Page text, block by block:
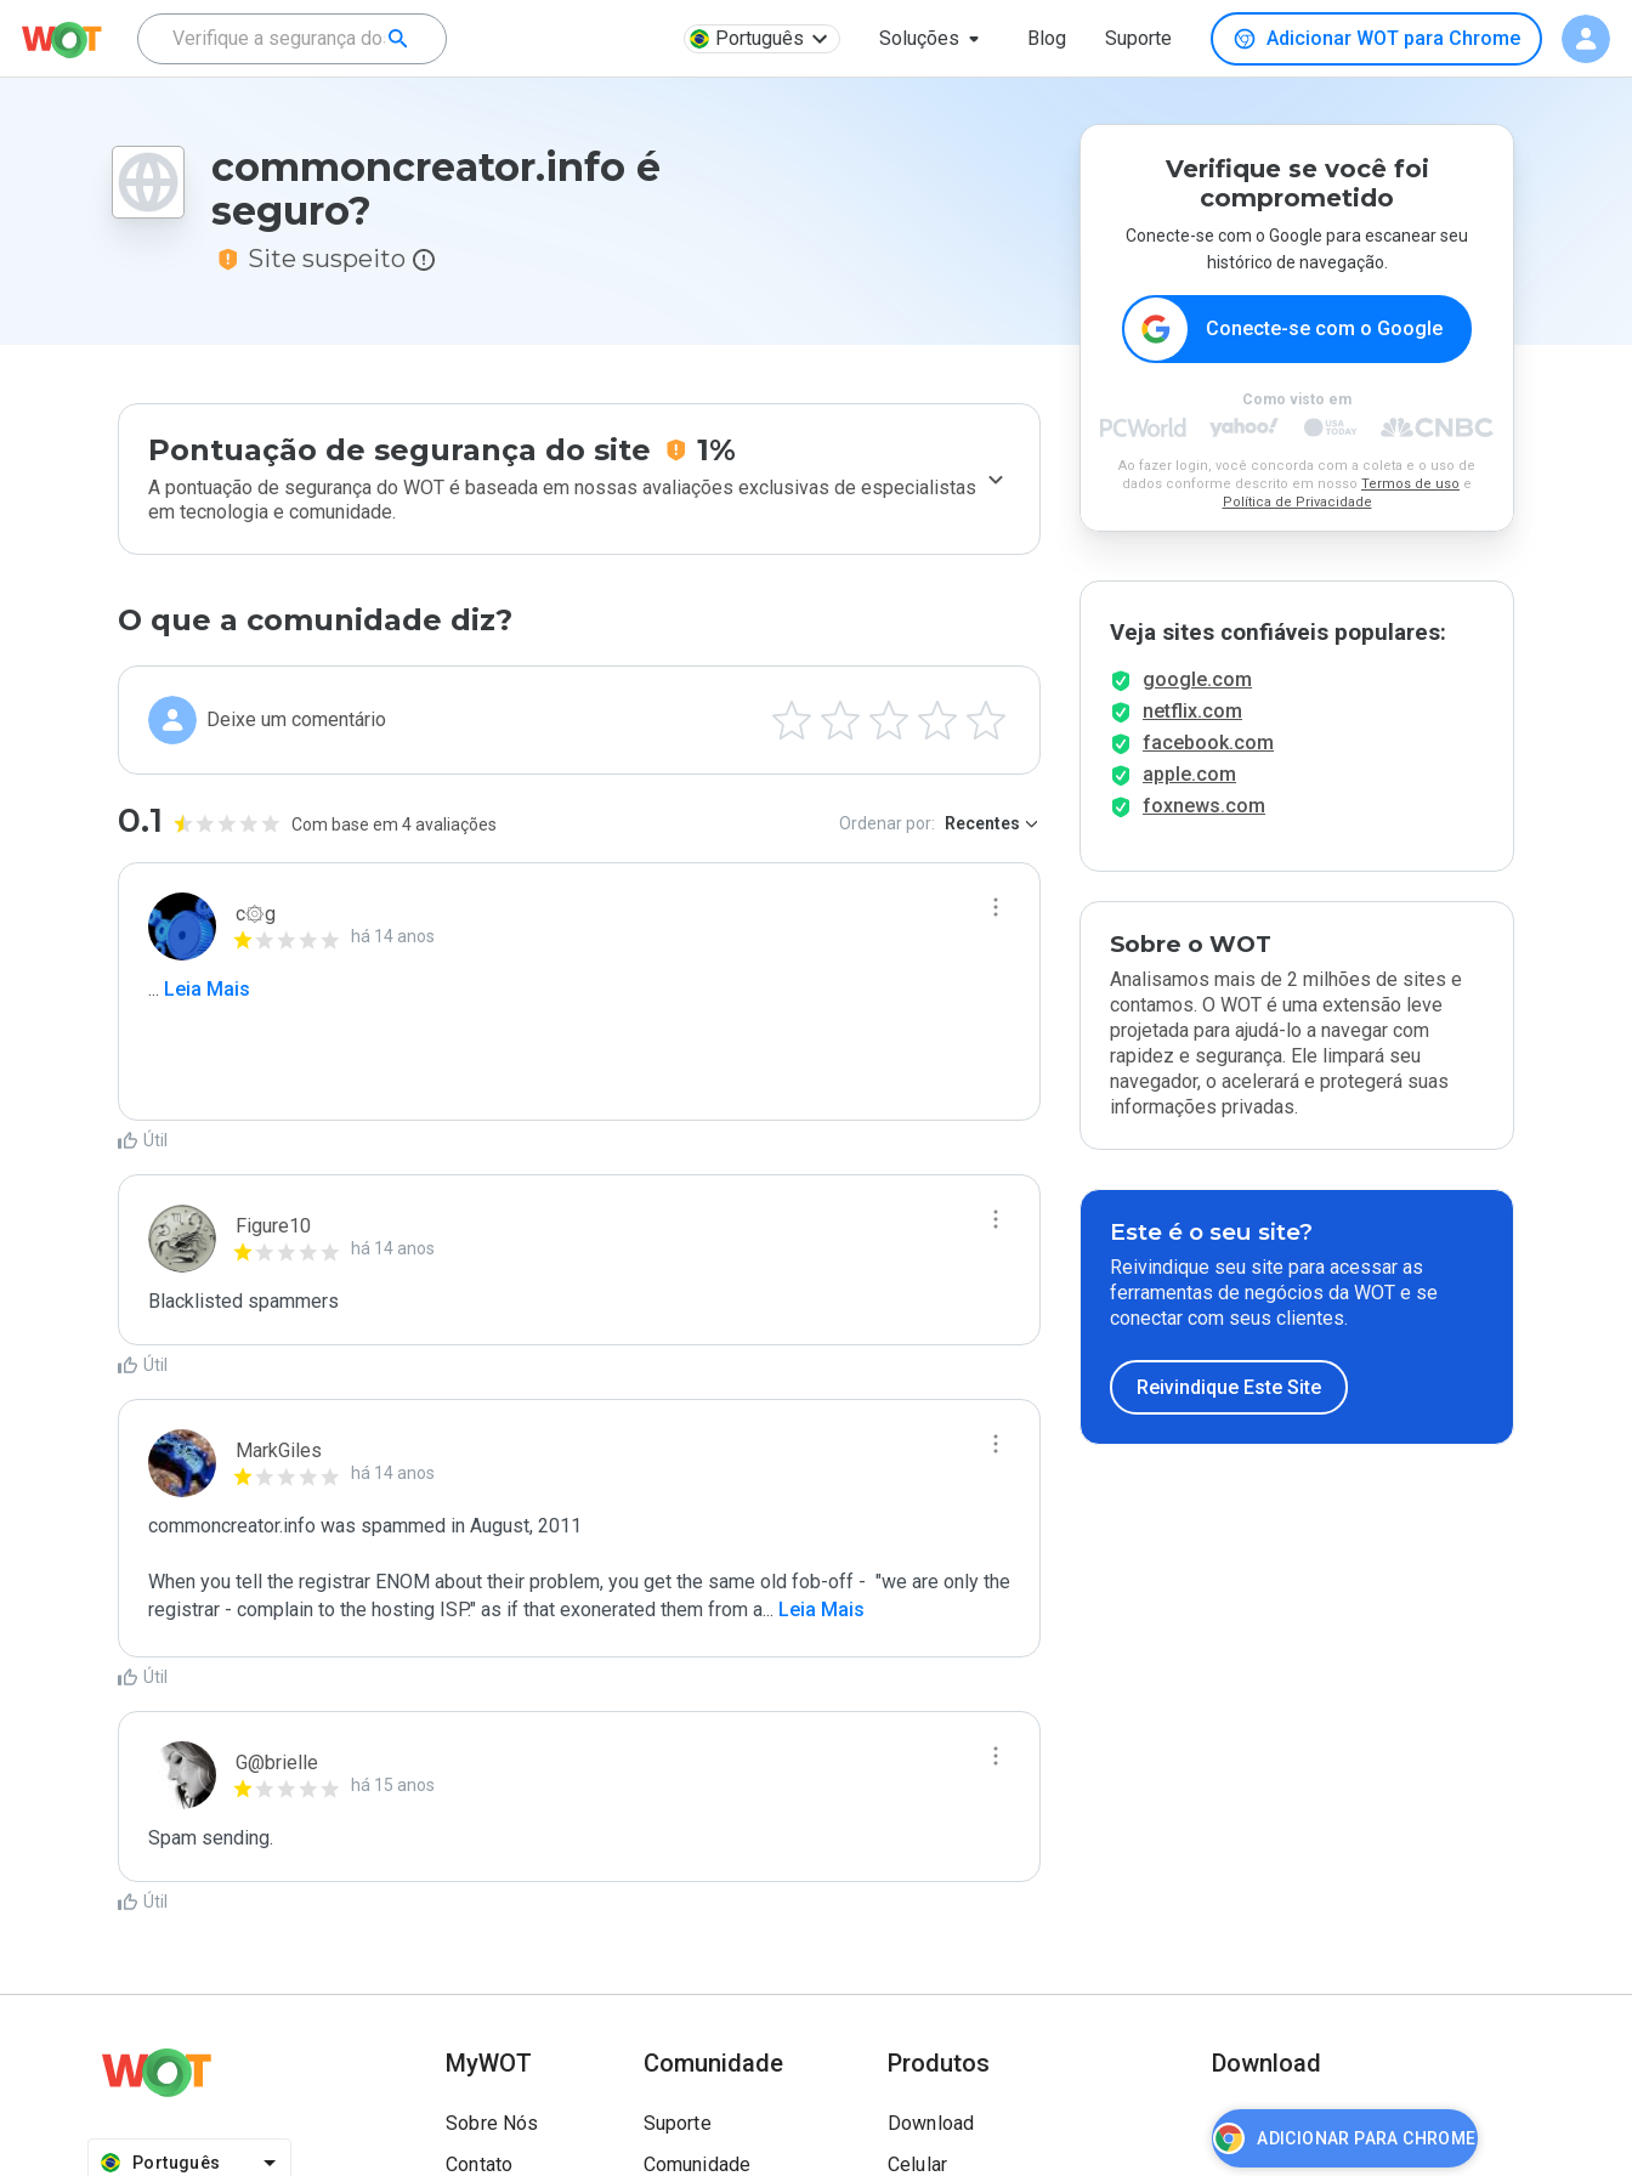
Português Soluções Blog Suporte Adicionar WOT para Chrome
commoncreator.info é
seguro?
Site suspeito
Pontuação de segurança do site 1%
A pontuação de segurança do WOT é baseada em nossas avaliações exclusivas de especialistas
em tecnologia e comunidade.
O que a comunidade diz?
Deixe um comentário
0.1 Com base em 4 avaliações Ordenar por: Recentes
c۞g
há 14 anos
... Leia Mais
Útil
Figure10
há 14 anos
Blacklisted spammers
Útil
MarkGiles
há 14 anos
commoncreator.info was spammed in August, 2011
When you tell the registrar ENOM about their problem, you get the same old fob-off -  "we are only the
registrar - complain to the hosting ISP." as if that exonerated them from a... Leia Mais
Útil
G@brielle
há 15 anos
Spam sending.
Útil
Verifique se você foi
comprometido
Conecte-se com o Google para escanear seu
histórico de navegação.
Conecte-se com o Google
Como visto em
Ao fazer login, você concorda com a coleta e o uso de
dados conforme descrito em nosso Termos de uso e
Política de Privacidade
Veja sites confiáveis populares:
google.com
netflix.com
facebook.com
apple.com
foxnews.com
Sobre o WOT
Analisamos mais de 2 milhões de sites e
contamos. O WOT é uma extensão leve
projetada para ajudá-lo a navegar com
rapidez e segurança. Ele limpará seu
navegador, o acelerará e protegerá suas
informações privadas.
Este é o seu site?
Reivindique seu site para acessar as
ferramentas de negócios da WOT e se
conectar com seus clientes.
Reivindique Este Site
Português
MyWOT
Sobre Nós
Contato
Comunidade
Suporte
Comunidade
Produtos
Download
Celular
Download
ADICIONAR PARA CHROME